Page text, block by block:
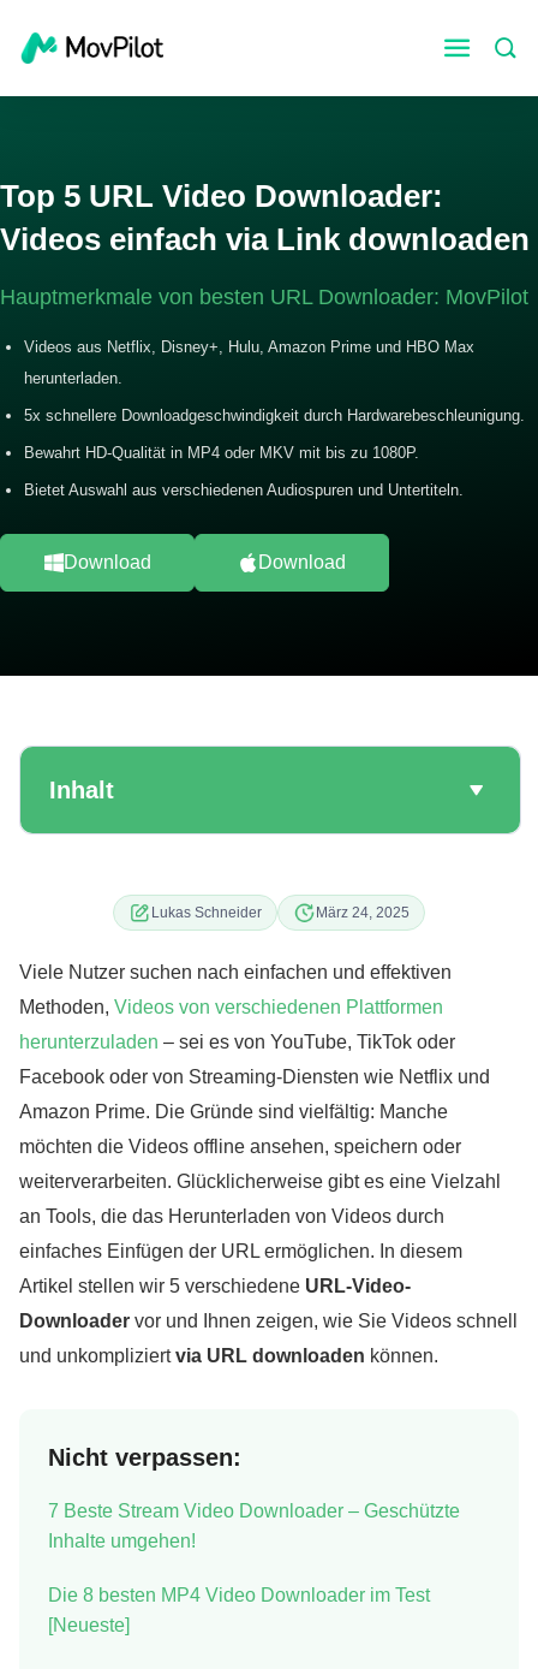
Top 5 URL Video Downloader:
Videos einfach via Link downloaden
Hauptmerkmale von besten URL Downloader: MovPilot
Videos aus Netflix, Disney+, Hulu, Amazon Prime und HBO Max
herunterladen.
5x schnellere Downloadgeschwindigkeit durch Hardwarebeschleunigung.
Bewahrt HD-Qualität in MP4 oder MKV mit bis zu 1080P.
Bietet Auswahl aus verschiedenen Audiospuren und Untertiteln.
Download Download
Inhalt
Lukas Schneider März 24, 2025
Viele Nutzer suchen nach einfachen und effektiven
Methoden, Videos von verschiedenen Plattformen
herunterzuladen – sei es von YouTube, TikTok oder
Facebook oder von Streaming-Diensten wie Netflix und
Amazon Prime. Die Gründe sind vielfältig: Manche
möchten die Videos offline ansehen, speichern oder
weiterverarbeiten. Glücklicherweise gibt es eine Vielzahl
an Tools, die das Herunterladen von Videos durch
einfaches Einfügen der URL ermöglichen. In diesem
Artikel stellen wir 5 verschiedene URL-Video-
Downloader vor und Ihnen zeigen, wie Sie Videos schnell
und unkompliziertvia URL downloaden können.
Nicht verpassen:
7 Beste Stream Video Downloader – Geschützte
Inhalte umgehen!
Die 8 besten MP4 Video Downloader im Test
[Neueste]